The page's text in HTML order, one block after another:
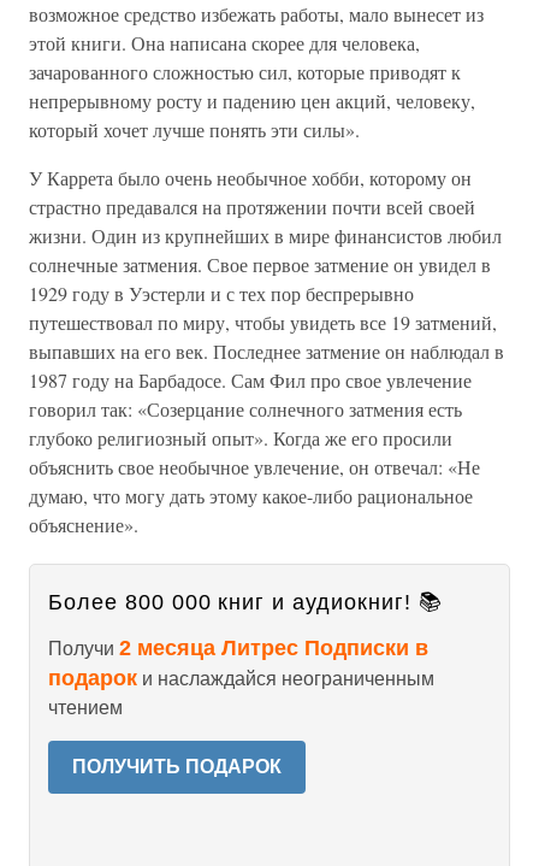
возможное средство избежать работы, мало вынесет из
этой книги. Она написана скорее для человека,
зачарованного сложностью сил, которые приводят к
непрерывному росту и падению цен акций, человеку,
который хочет лучше понять эти силы».
У Каррета было очень необычное хобби, которому он
страстно предавался на протяжении почти всей своей
жизни. Один из крупнейших в мире финансистов любил
солнечные затмения. Свое первое затмение он увидел в
1929 году в Уэстерли и с тех пор беспрерывно
путешествовал по миру, чтобы увидеть все 19 затмений,
выпавших на его век. Последнее затмение он наблюдал в
1987 году на Барбадосе. Сам Фил про свое увлечение
говорил так: «Созерцание солнечного затмения есть
глубоко религиозный опыт». Когда же его просили
объяснить свое необычное увлечение, он отвечал: «Не
думаю, что могу дать этому какое-либо рациональное
объяснение».
Более 800 000 книг и аудиокниг! 📚
Получи 2 месяца Литрес Подписки в
подарок и наслаждайся неограниченным
чтением
ПОЛУЧИТЬ ПОДАРОК